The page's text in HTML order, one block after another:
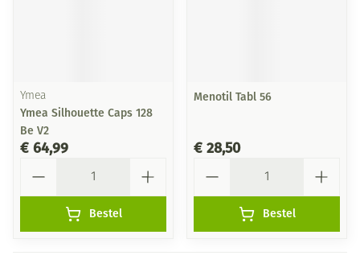
Ymea
Ymea Silhouette Caps 128
Be V2
€ 64,99
Bestel
Menotil Tabl 56
€ 28,50
Bestel